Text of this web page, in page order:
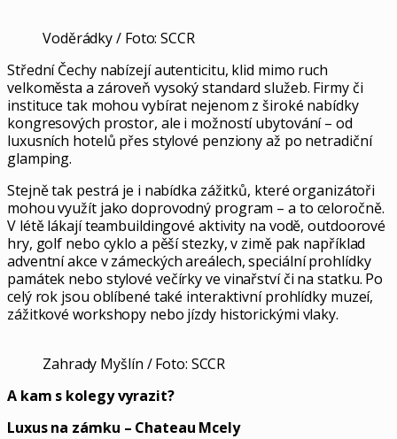
Voděrádky / Foto: SCCR
Střední Čechy nabízejí autenticitu, klid mimo ruch
velkoměsta a zároveň vysoký standard služeb. Firmy či
instituce tak mohou vybírat nejenom z široké nabídky
kongresových prostor, ale i možností ubytování – od
luxusních hotelů přes stylové penziony až po netradiční
glamping.
Stejně tak pestrá je i nabídka zážitků, které organizátoři
mohou využít jako doprovodný program – a to celoročně.
V létě lákají teambuildingové aktivity na vodě, outdoorové
hry, golf nebo cyklo a pěší stezky, v zimě pak například
adventní akce v zámeckých areálech, speciální prohlídky
památek nebo stylové večírky ve vinařství či na statku. Po
celý rok jsou oblíbené také interaktivní prohlídky muzeí,
zážitkové workshopy nebo jízdy historickými vlaky.
Zahrady Myšlín / Foto: SCCR
A kam s kolegy vyrazit?
Luxus na zámku – Chateau Mcely